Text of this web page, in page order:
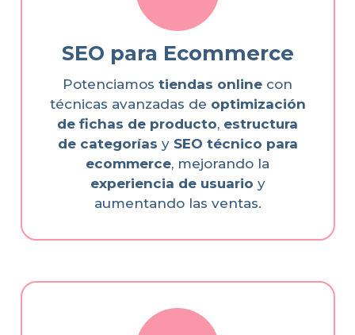
SEO para Ecommerce
Potenciamos tiendas online con
técnicas avanzadas de optimización
de fichas de producto, estructura
de categorías y SEO técnico para
ecommerce, mejorando la
experiencia de usuario y
aumentando las ventas.